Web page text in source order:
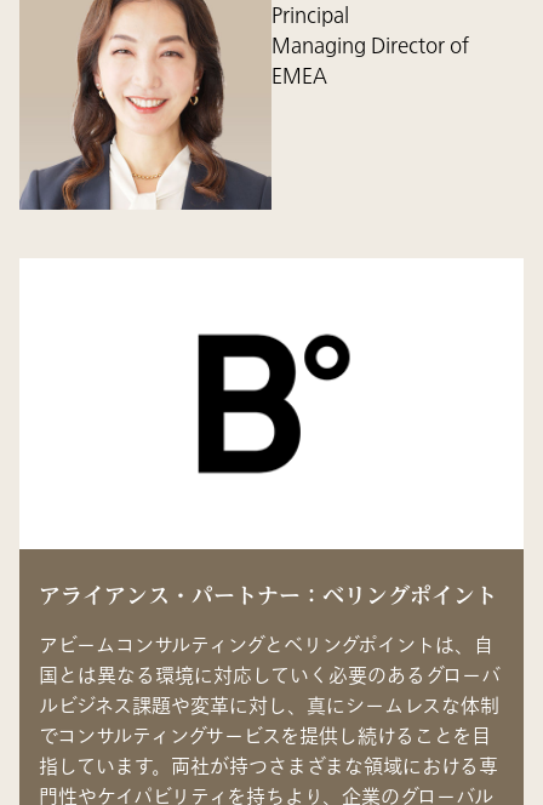
Principal
Managing Director of
EMEA
アライアンス・パートナー：ベリングポイント
アビームコンサルティングとベリングポイントは、自
国とは異なる環境に対応していく必要のあるグローバ
ルビジネス課題や変革に対し、真にシームレスな体制
でコンサルティングサービスを提供し続けることを目
指しています。両社が持つさまざまな領域における専
門性やケイパビリティを持ちより、企業のグローバル